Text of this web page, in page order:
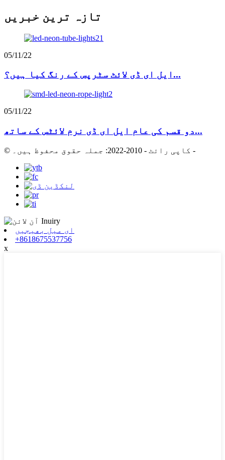
تازہ ترین خبریں
05/11/22
ایل ای ڈی لائٹ سٹرپس کے رنگ کیا ہیں؟...
05/11/22
دو قسم کی عام ایل ای ڈی نرم لائٹس کے ساتھ...
© کاپی رائٹ - 2010-2022: جملہ حقوق محفوظ ہیں۔ -
ای میل بھیجیں
+8618675537756
x